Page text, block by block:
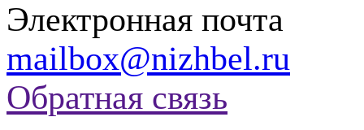
Электронная почта
mailbox@nizhbel.ru
Обратная связь